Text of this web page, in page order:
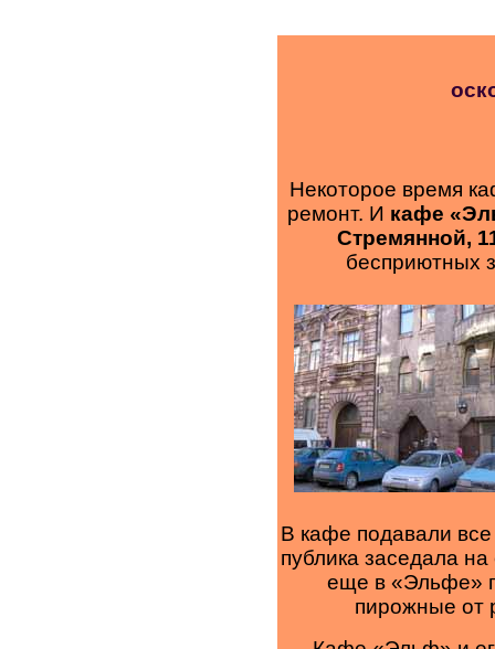
Некоторое время
ремонт. И кафе «
Стремянной,
бесприютных
В кафе подавали
публика заседала
еще в «Эльфе»
пирожные от